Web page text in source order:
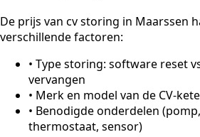
De prijs van cv storing in Maarssen
verschillende factoren:
• Type storing: software reset
vervangen
• Merk en model van de CV-
• Benodigde onderdelen
thermostaat, sensor)